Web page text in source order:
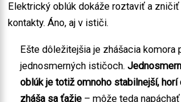
Elektrický oblúk dokáže roztaviť a
kontakty. Áno, aj v ističi.
Ešte dôležitejšia je zhášacia komora
jednosmerných ističoch.
oblúk je totiž omnoho stabilnejší, horí
zháša sa ťažie – môže teda